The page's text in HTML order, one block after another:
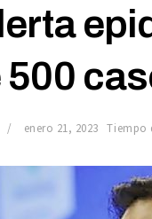
500
enero 21, 2023 Tiempo